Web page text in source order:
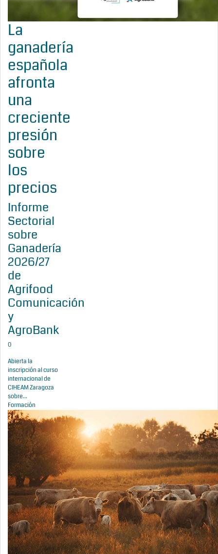
La
ganadería
española
afronta
una
creciente
presión
sobre
los
precios
Informe
Sectorial
sobre
Ganadería
2026/27
de
Agrifood
Comunicación
y
AgroBank
0
Abierta la
inscripción al curso
internacional de
CIHEAM Zaragoza
sobre...
Formación